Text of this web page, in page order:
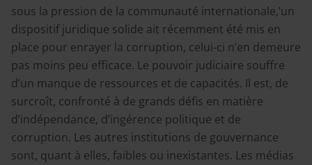
sous la pression de la communauté internationale,’un
dispositif juridique solide ait récemment été mis en
place pour enrayer la corruption, celui-ci n’en demeure
pas moins peu efficace. Le pouvoir judiciaire souffre
d’un manque de ressources et de capacités. Il est, de
surcroît, confronté à de grands défis en matière
d’indépendance, d’ingérence politique et de
corruption. Les autres institutions de gouvernance
sont, quant à elles, faibles ou inexistantes. Les médias